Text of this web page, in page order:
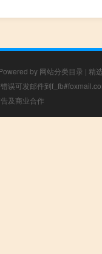
by 网站分类目录 | 精
误可发邮件到
及商业合作